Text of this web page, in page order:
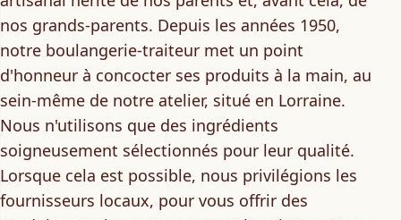
nos grands-parents. Depuis les années 1950,
notre boulangerie-traiteur met un point
d'honneur à concocter ses produits à la main, au
sein-même de notre atelier, situé en Lorraine.
Nous n'utilisons que des ingrédients
soigneusement sélectionnés pour leur qualité.
Lorsque cela est possible, nous privilégions les
fournisseurs locaux, pour vous offrir des